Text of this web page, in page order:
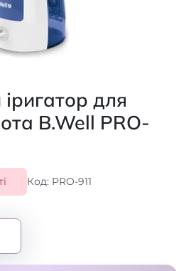
для
B.Well PRO-
Код: PRO-911